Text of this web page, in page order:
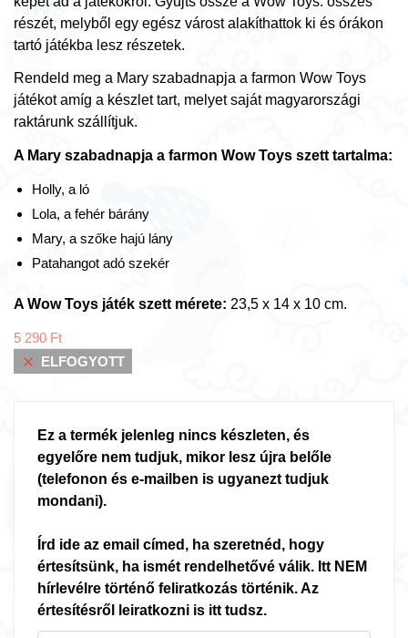
részét, melyből egy egész várost alakíthattok ki és órákon
tartó játékba lesz részetek.
Rendeld meg a Mary szabadnapja a farmon Wow Toys
játékot amíg a készlet tart, melyet saját magyarországi
raktárunk szállítjuk.
A Mary szabadnapja a farmon Wow Toys szett tartalma:
Holly, a ló
Lola, a fehér bárány
Mary, a szőke hajú lány
Patahangot adó szekér
A Wow Toys játék szett mérete: 23,5 x 14 x 10 cm.
5 290 Ft
ELFOGYOTT
Ez a termék jelenleg nincs készleten, és
egyelőre nem tudjuk, mikor lesz újra belőle
(telefonon és e-mailben is ugyanezt tudjuk
mondani).
Írd ide az email címed, ha szeretnéd, hogy
értesítsünk, ha ismét rendelhetővé válik. Itt NEM
hírlevélre történő feliratkozás történik. Az
értesítésről leiratkozni is itt tudsz.